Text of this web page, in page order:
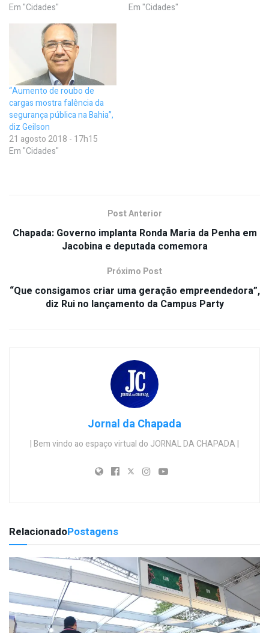
Em "Cidades"
Em "Cidades"
“Aumento de roubo de
cargas mostra falência da
segurança pública na Bahia”,
diz Geilson
21 agosto 2018 - 17h15
Em "Cidades"
Post Anterior
Chapada: Governo implanta Ronda Maria da Penha em
Jacobina e deputada comemora
Próximo Post
“Que consigamos criar uma geração empreendedora”,
diz Rui no lançamento da Campus Party
Jornal da Chapada
| Bem vindo ao espaço virtual do JORNAL DA CHAPADA |
RelacionadoPostagens